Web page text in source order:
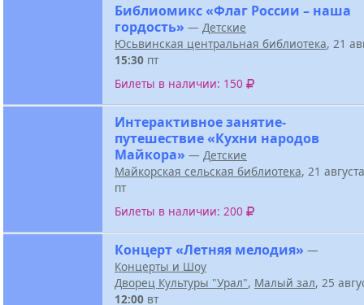
Библиомикс «Флаг России – наша
гордость» — Детские
Юсьвинская центральная библиотека, 21
15:30 пт
Билеты в наличии: 150
Интерактивное занятие-
путешествие «Кухни народов
Майкора» — Детские
Майкорская сельская библиотека, 21
пт
Билеты в наличии: 200
Концерт «Летняя мелодия» —
Концерты и Шоу
Дворец Культуры "Урал", Малый зал, 25
12:00 вт